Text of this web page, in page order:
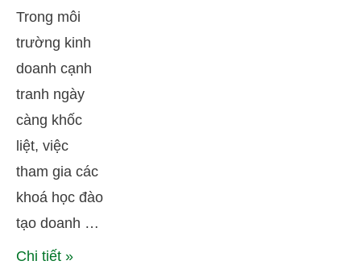
nghiệp
chất
lượng
tại
M.Y.C
Trong môi
trường kinh
doanh cạnh
tranh ngày
càng khốc
liệt, việc
tham gia các
khoá học đào
tạo doanh …
Chi tiết »